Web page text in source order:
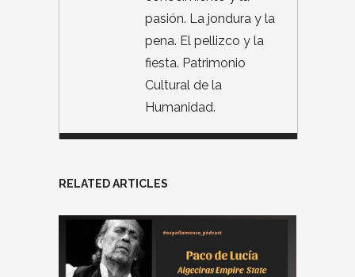
pasión. La jondura y la
pena. El pellizco y la
fiesta. Patrimonio
Cultural de la
Humanidad.
RELATED ARTICLES